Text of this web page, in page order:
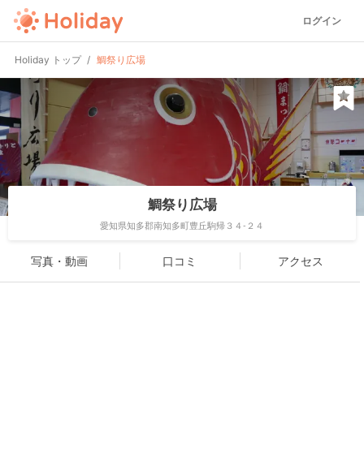
ログイン
Holiday トップ 鯛祭り広場
鯛祭り広場
愛知県知多郡南知多町豊丘駒帰３４-２４
写真・動画 口コミ アクセス